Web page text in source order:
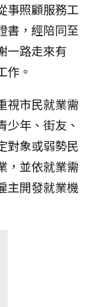
事照顧服務工
書，經陪同至
一路走來有
作。
視市民就業需
少年、街友、
對象或弱勢民
，並依就業需
主開發就業機